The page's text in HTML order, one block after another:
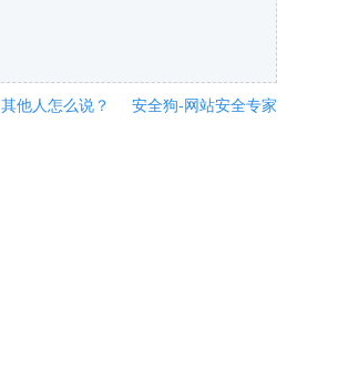
其他人怎么说？ 安全狗-网站安全专家